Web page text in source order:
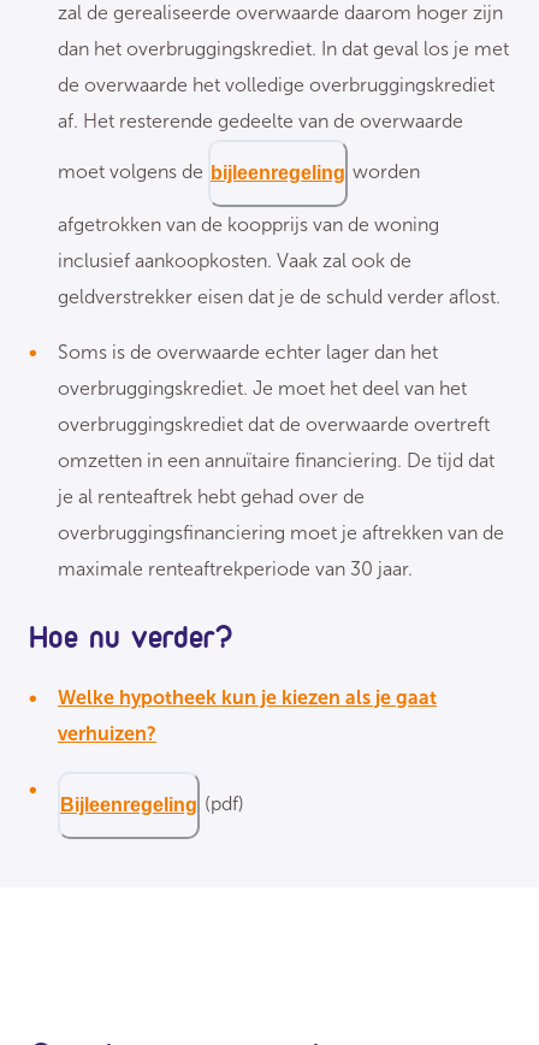
zal de gerealiseerde overwaarde daarom hoger zijn
dan het overbruggingskrediet. In dat geval los je met
de overwaarde het volledige overbruggingskrediet
af. Het resterende gedeelte van de overwaarde
moet volgens de bijleenregeling worden
afgetrokken van de koopprijs van de woning
inclusief aankoopkosten. Vaak zal ook de
geldverstrekker eisen dat je de schuld verder aflost.
Soms is de overwaarde echter lager dan het
overbruggingskrediet. Je moet het deel van het
overbruggingskrediet dat de overwaarde overtreft
omzetten in een annuïtaire financiering. De tijd dat
je al renteaftrek hebt gehad over de
overbruggingsfinanciering moet je aftrekken van de
maximale renteaftrekperiode van 30 jaar.
Hoe nu verder?
Welke hypotheek kun je kiezen als je gaat
verhuizen?
Bijleenregeling (pdf)